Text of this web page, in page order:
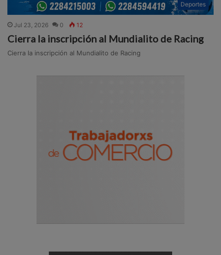
Deportes
Jul 23, 2026 0 12
Cierra la inscripción al Mundialito de Racing
Cierra la inscripción al Mundialito de Racing